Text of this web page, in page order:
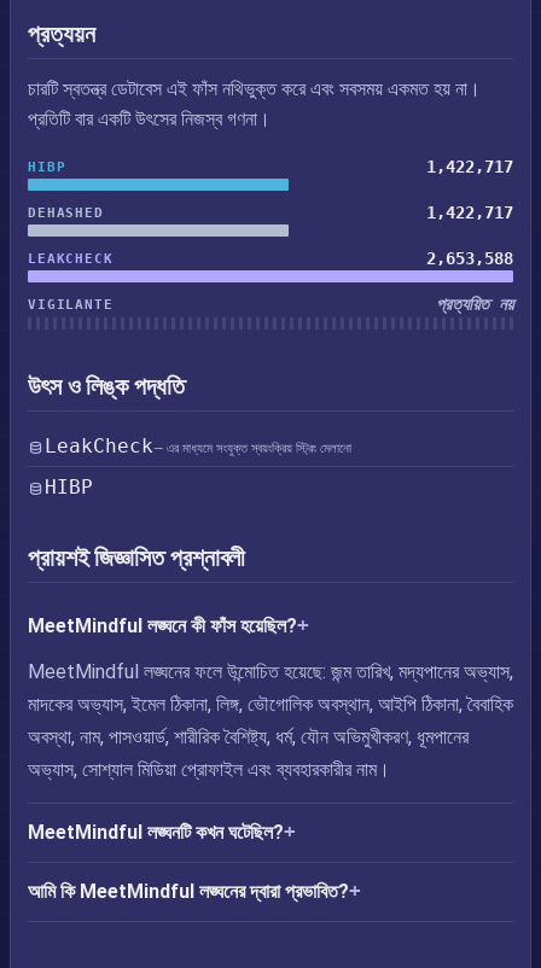
প্রত্যয়ন
চারটি স্বতন্ত্র ডেটাবেস এই ফাঁস নথিভুক্ত করে এবং সবসময় একমত হয় না।
প্রতিটি বার একটি উৎসের নিজস্ব গণনা।
HIBP 1,422,717
DEHASHED 1,422,717
LEAKCHECK 2,653,588
VIGILANTE প্রত্যয়িত নয়
উৎস ও লিঙ্ক পদ্ধতি
LeakCheck— এর মাধ্যমে সংযুক্ত স্বয়ংক্রিয় স্ট্রিং মেলানো
HIBP
প্রায়শই জিজ্ঞাসিত প্রশ্নাবলী
MeetMindful লঙ্ঘনে কী ফাঁস হয়েছিল?
MeetMindful লঙ্ঘনের ফলে উন্মোচিত হয়েছে: জন্ম তারিখ, মদ্যপানের অভ্যাস,
মাদকের অভ্যাস, ইমেল ঠিকানা, লিঙ্গ, ভৌগোলিক অবস্থান, আইপি ঠিকানা, বৈবাহিক
অবস্থা, নাম, পাসওয়ার্ড, শারীরিক বৈশিষ্ট্য, ধর্ম, যৌন অভিমুখীকরণ, ধূমপানের
অভ্যাস, সোশ্যাল মিডিয়া প্রোফাইল এবং ব্যবহারকারীর নাম।
MeetMindful লঙ্ঘনটি কখন ঘটেছিল?
আমি কি MeetMindful লঙ্ঘনের দ্বারা প্রভাবিত?